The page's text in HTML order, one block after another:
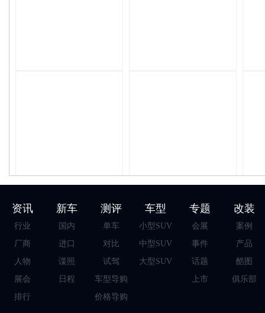
资讯
行业
厂商
人物
展会
排行
新车
国内
进口
谍照
日程
测评
单车
对比
试驾
车型导购
价格导购
车型
小型SUV
中型SUV
大型SUV
专题
会展
事件
话题
上市
改装
案例
产品
酷图
俱乐部